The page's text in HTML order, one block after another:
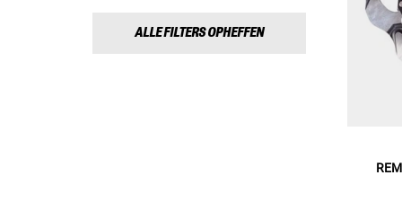
ALLE FILTERS OPHEFFEN